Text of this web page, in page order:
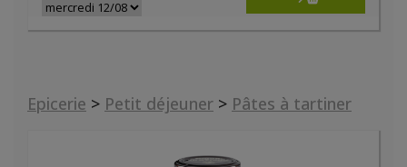
Epicerie > Petit déjeuner > Pâtes à tartiner